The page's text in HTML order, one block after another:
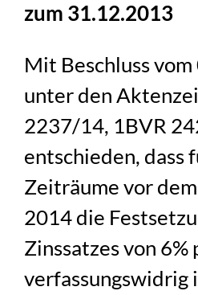
zum 31.12.2013
Mit Beschluss
unter den
2237/14, 1BVR
entschieden, dass
Zeiträume vor
2014 die
Zinssatzes von 6%
verfassungswidrig